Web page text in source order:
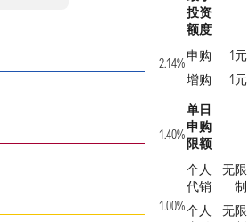
2.14%
1.40%
1.00%
投资
额度
申购
1元
增购
1元
单日
申购
限额
个人
代销
无限
制
个人
无限